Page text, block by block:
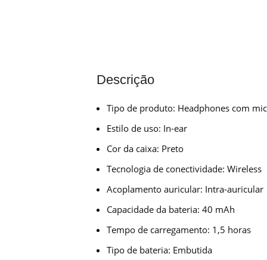
Descrição
Tipo de produto: Headphones com
Estilo de uso: In-ear
Cor da caixa: Preto
Tecnologia de conectividade: Wireless
Acoplamento auricular: Intra-auricular
Capacidade da bateria: 40 mAh
Tempo de carregamento: 1,5 horas
Tipo de bateria: Embutida